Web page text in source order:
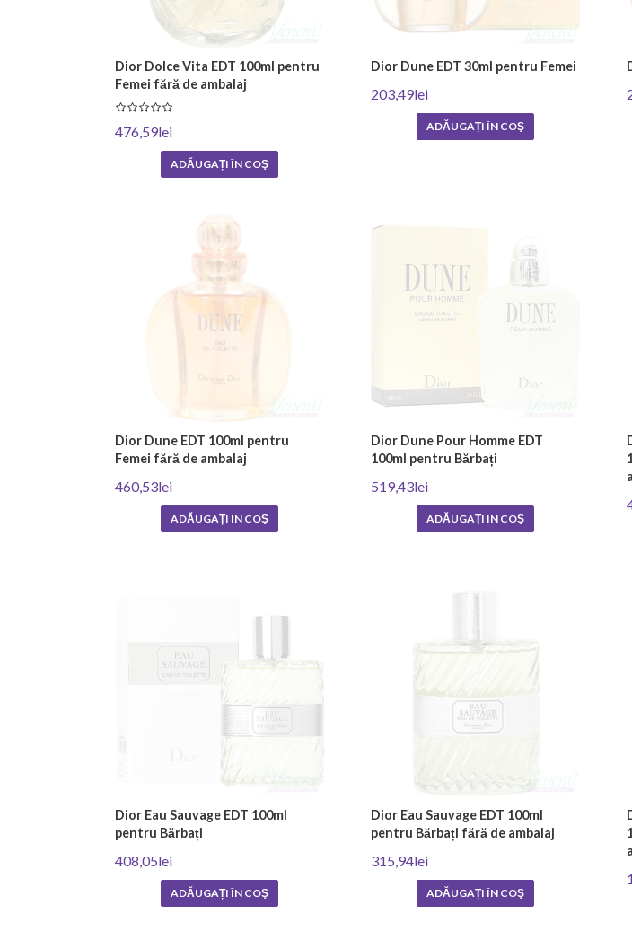
Dior Dolce Vita EDT 100ml pentru
Femei fără de ambalaj
476,59lei
ADĂUGAȚI ÎN COŞ
Dior Dune EDT 30ml pentru Femei
203,49lei
ADĂUGAȚI ÎN COŞ
Dior Dune EDT 100ml pentru
Femei fără de ambalaj
460,53lei
ADĂUGAȚI ÎN COŞ
Dior Dune Pour Homme EDT
100ml pentru Bărbați
519,43lei
ADĂUGAȚI ÎN COŞ
Dior Eau Sauvage EDT 100ml
pentru Bărbați
408,05lei
ADĂUGAȚI ÎN COŞ
Dior Eau Sauvage EDT 100ml
pentru Bărbați fără de ambalaj
315,94lei
ADĂUGAȚI ÎN COŞ